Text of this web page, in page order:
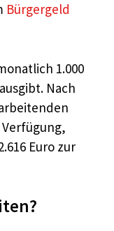
Bürgergeld
1.000
Nach
Verfügung,
Euro zur